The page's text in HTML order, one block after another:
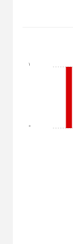
0
1